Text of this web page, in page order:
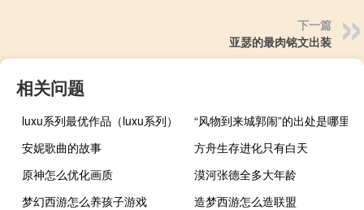
下一篇
亚瑟的最肉铭文出装
相关问题
luxu系列最优作品（luxu系列）
“风物到来城郭闹”的出处是哪里
安妮歌曲的故事
方舟生存进化只有白天
原神怎么优化画质
漠河张德全多大年龄
梦幻西游怎么养孩子游戏
造梦西游怎么造联盟